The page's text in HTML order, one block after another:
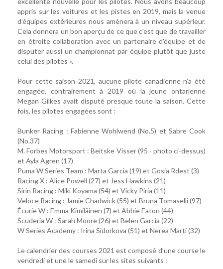
appris sur les voitures et les pistes en 2019, mais la venue
d’équipes extérieures nous amènera à un niveau supérieur.
Cela donnera un bon aperçu de ce que c'est que de travailler
en étroite collaboration avec un partenaire d'équipe et de
disputer aussi un championnat par équipe plutôt que juste
celui des pilotes ».
Pour cette saison 2021, aucune pilote canadienne n’a été
engagée, contrairement à 2019 où la jeune ontarienne
Megan Gilkes avait disputé presque toute la saison. Cette
fois, les pilotes engagées sont :
Bunker Racing : Fabienne Wohlwend (No.5) et Sabre Cook
(No.37)
M. Forbes Motorsport : Beitske Visser (95 - photo ci-dessus)
et Ayla Agren (17)
Puma W Series Team : Marta Garcia (19) et Gosia Rdest (3)
Racing X : Alice Powell (27) et Jess Hawkins (21)
Sirin Racing : Miki Koyama (54) et Vicky Piria (11)
Veloce Racing : Jamie Chadwick (55) et Bruna Tomaselli (97)
Écurie W : Emma Kimiläinen (7) et Abbie Eaton (44)
Scuderia W : Sarah Moore (26) et Belen Garcia (22)
W Series Academy : Irina Sidorkova (51) et Nerea Marti (32)
Le calendrier des courses 2021 est composé d’une course le
vendredi et une le samedi sur les sites suivants :